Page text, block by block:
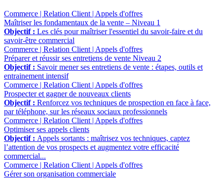
Commerce | Relation Client | Appels d'offres
Maîtriser les fondamentaux de la vente – Niveau 1
Objectif : Les clés pour maîtriser l'essentiel du savoir-faire et du
savoir-être commercial
Commerce | Relation Client | Appels d'offres
Préparer et réussir ses entretiens de vente Niveau 2
Objectif : Savoir mener ses entretiens de vente : étapes, outils et
entrainement intensif
Commerce | Relation Client | Appels d'offres
Prospecter et gagner de nouveaux clients
Objectif : Renforcez vos techniques de prospection en face à face,
par téléphone, sur les réseaux sociaux professionnels
Commerce | Relation Client | Appels d'offres
Optimiser ses appels clients
Objectif : Appels sortants : maîtrisez vos techniques, captez
l’attention de vos prospects et augmentez votre efficacité
commercial...
Commerce | Relation Client | Appels d'offres
Gérer son organisation commerciale